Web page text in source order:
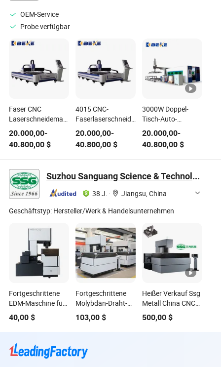
OEM-Service
Probe verfügbar
Faser CNC
Laserschneidemaschine
Edelstahl
Hochleistungs-
Eisenmetallblechschneidemaschine
20.000,00-
40.800,00 $
4015 CNC-
Faserlaserschneiden
Machine1500W
2kw 3000W für
Blechmetall-
Faserlaserschneidmaschine
20.000,00-
40.800,00$
3000W Doppel-
Tisch-Auto-
Spannvorrichtung
Laserschneider
Stahl Metallrohr
Platte Flachplatte
20.000,00-
40.800,00$
Suzhou Sanguang Science & Technology Co., Ltd.
38 J. ·
Jiangsu, China
Geschäftstyp: Hersteller/Werk & Handelsunternehmen
Fortgeschrittene
EDM-Maschine für
Formenbearbeitung
und
40,00 $
Fortgeschrittene
Molybdän-Draht-
EDM-CNC-
Maschine für die
103,00$
Heißer Verkauf Ssg
Metall China CNC
Drahtschneidemaschine
EDM Hb1600
500,00$